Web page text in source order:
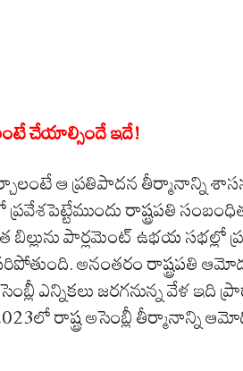
చేయాల్సిందే ఇదే!
ఆ ప్రతిపాదన తీర్మానాన్ని
ప్రవేశపెట్టేముందు రాష్ట్రపతి
బిల్లును పార్లమెంట్‌ ఉభయ సభల్లో
అనంతరం రాష్ట్రపతి
ఎన్నికలు జరగనున్న వేళ ఇది
రాష్ట్ర అసెంబ్లీ తీర్మానాన్ని